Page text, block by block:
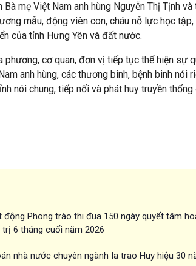
mẹ Việt Nam anh hùng Nguyễn Thị Tịnh
mẫu, động viên con, cháu nỗ lực học
của tỉnh Hưng Yên và đất nước.
cơ quan, đơn vị tiếp tục thể hiện sự
anh hùng, các thương binh, bệnh binh nói
nói chung, tiếp nối và phát huy truyền
Phong trào thi đua 150 ngày quyết tâm
6 tháng cuối năm 2026
nhà nước chuyên ngành Ia trao Huy hiệu 30